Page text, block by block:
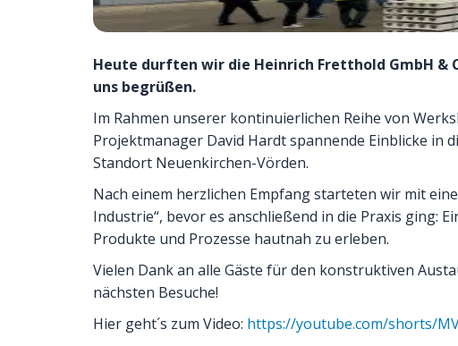
Heute durften wir die Heinrich Fretthold GmbH &
uns begrüßen.
Im Rahmen unserer kontinuierlichen Reihe von
Projektmanager David Hardt spannende Einblicke
Standort Neuenkirchen-Vörden.
Nach einem herzlichen Empfang starteten wir mit
Industrie“, bevor es anschließend in die Praxis ging:
Produkte und Prozesse hautnah zu erleben.
Vielen Dank an alle Gäste für den konstruktiven
nächsten Besuche!
Hier geht´s zum Video: https://youtube.com/shorts/